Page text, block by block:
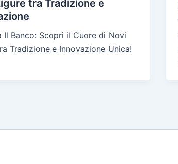
tra Tradizione e
Il Banco: Scopri il Cuore di Novi
Tradizione e Innovazione Unica!